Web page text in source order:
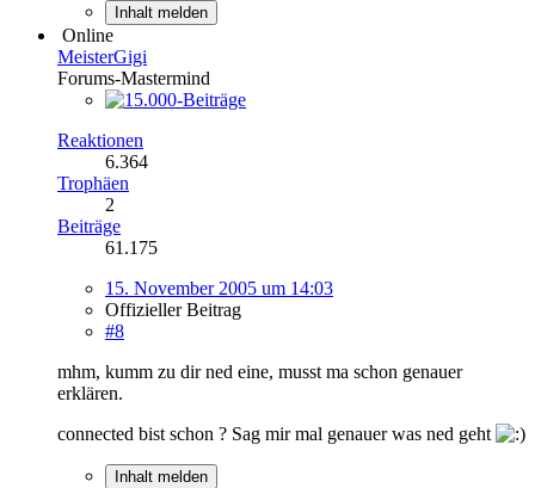
Inhalt melden
Online
MeisterGigi
Forums-Mastermind
Reaktionen
6.364
Trophäen
2
Beiträge
61.175
15. November 2005 um 14:03
Offizieller Beitrag
#8
mhm, kumm zu dir ned eine, musst ma schon genauer
erklären.
connected bist schon ? Sag mir mal genauer was ned geht
Inhalt melden